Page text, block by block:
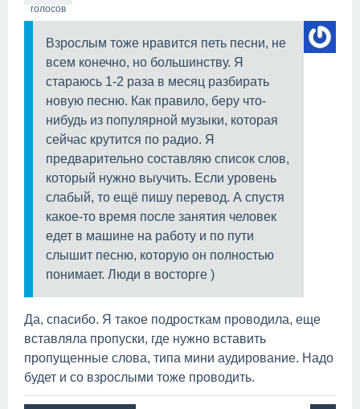
голосов
Взрослым тоже нравится петь песни, не
всем конечно, но большинству. Я
стараюсь 1-2 раза в месяц разбирать
новую песню. Как правило, беру что-
нибудь из популярной музыки, которая
сейчас крутится по радио. Я
предварительно составляю список слов,
который нужно выучить. Если уровень
слабый, то ещё пишу перевод. А спустя
какое-то время после занятия человек
едет в машине на работу и по пути
слышит песню, которую он полностью
понимает. Люди в восторге )
Да, спасибо. Я такое подросткам проводила, еще
вставляла пропуски, где нужно вставить
пропущенные слова, типа мини аудирование. Надо
будет и со взрослыми тоже проводить.